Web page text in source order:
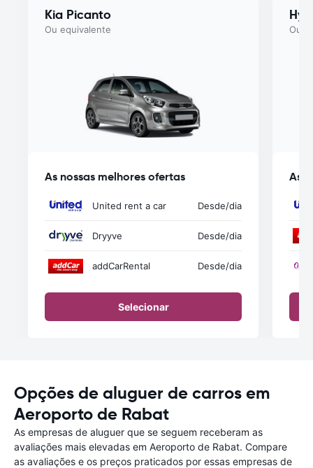
Kia Picanto
Ou equivalente
As nossas melhores ofertas
United rent a car Desde/dia
Dryyve Desde/dia
addCarRental Desde/dia
Selecionar
Ou
As
Opções de aluguer de carros em
Aeroporto de Rabat
As empresas de aluguer que se seguem receberam as
avaliações mais elevadas em Aeroporto de Rabat. Compare
as avaliações e os preços praticados por essas empresas de